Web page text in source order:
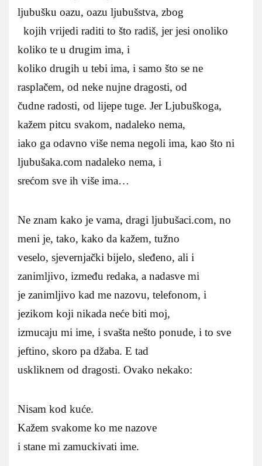
ljubušku oazu, oazu ljubušstva, zbog
kojih vrijedi raditi to što radiš, jer jesi onoliko
koliko te u drugim ima, i
koliko drugih u tebi ima, i samo što se ne
rasplačem, od neke nujne dragosti, od
čudne radosti, od lijepe tuge. Jer Ljubuškoga,
kažem pitcu svakom, nadaleko nema,
iako ga odavno više nema negoli ima, kao što ni
ljubušaka.com nadaleko nema, i
srećom sve ih više ima…
Ne znam kako je vama, dragi ljubušaci.com, no
meni je, tako, kako da kažem, tužno
veselo, sjevernjački bijelo, sleđeno, ali i
zanimljivo, između redaka, a nadasve mi
je zanimljivo kad me nazovu, telefonom, i
jezikom koji nikada neće biti moj,
izmucaju mi ime, i svašta nešto ponude, i to sve
jeftino, skoro pa džaba. E tad
uskliknem od dragosti. Ovako nekako:
Nisam kod kuće.
Kažem svakome ko me nazove
i stane mi zamuckivati ime.